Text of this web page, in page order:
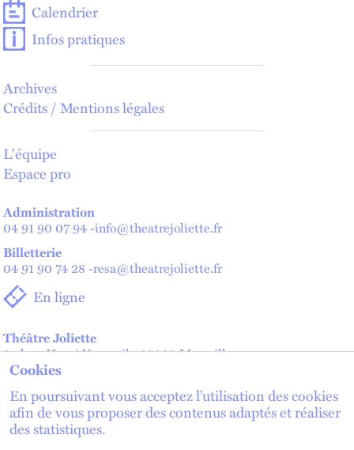
Calendrier
Infos pratiques
Archives
Crédits / Mentions légales
L'équipe
Espace pro
Administration
04 91 90 07 94-info@theatrejoliette.fr
Billetterie
04 91 90 74 28 -resa@theatrejoliette.fr
En ligne
Théâtre Joliette
2 place Henri Verneuil - 13002 Marseille
Théâtre de Lenche — Maison des artistes
2 place de Lenche - 13002 Marseille
lien externe
lien externe
Cookies
En poursuivant vous acceptez l’utilisation des cookies
afin de vous proposer des contenus adaptés et réaliser
des statistiques.